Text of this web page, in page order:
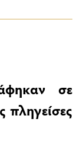
σε
πληγείσες